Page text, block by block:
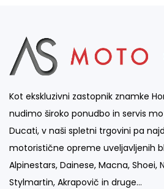
Kot ekskluzivni zastopnik znamke
nudimo široko ponudbo in servis
Ducati, v naši spletni trgovini pa
motoristične opreme uveljavljenih
Alpinestars, Dainese, Macna, Shoei,
Stylmartin, Akrapovič in druge…